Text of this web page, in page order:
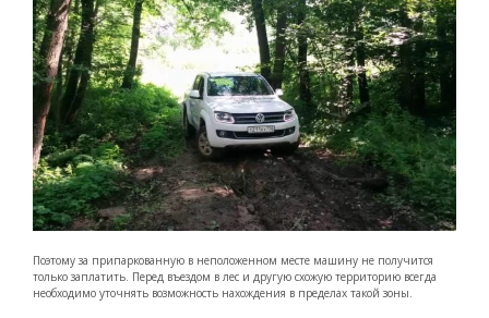
Поэтому за припаркованную в неположенном месте машину не получится
только заплатить. Перед въездом в лес и другую схожую территорию всегда
необходимо уточнять возможность нахождения в пределах такой зоны.